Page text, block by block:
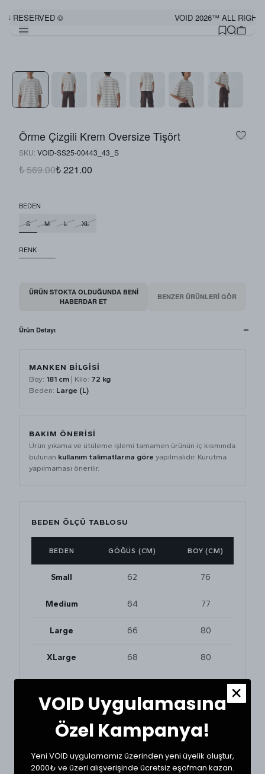
RESERVED © VOID 2026™ ALL
Örme Çizgili Krem Oversize Tişört
SKU: VOID-SS25-00443_43_S
₺ 569.00₺ 221.00
BEDEN
S
M L XL
RENK
ÜRÜN STOKTA OLDUĞUNDA BENI
HABERDAR ET
BENZER ÜRÜNLERİ GÖR
Ürün Detayı
MANKEN BİLGİSİ
Boy: 181 cm | Kilo: 72 kg
Beden: Large (L)
BAKIM ÖNERİSİ
Ürün yıkama ve ütüleme işlemi tamamen ürünün iç kısmında
bulunan kullanım talimatlarına göre yapılmalıdır. Kurutma
yapılmaması önerilir.
BEDEN ÖLÇÜ TABLOSU
BEDEN GÖĞÜS (CM) BOY (CM)
Small 62 76
Medium 64 77
Large 66 80
XLarge 68 80
BEDEN VE UYUMLULUK
Tekstil ürünlerinde beden seçimi modellere göre
değişkenlik gösterebilir. En doğru seçim için
dolabınızdaki beğendiğiniz bir ürünün ölçülerini alıp
* Ölçülerde +1/-1 cm farklılık olabilir.
VOID Uygulamasına
Özel Kampanya!
Yeni VOID uygulamamız üzerinden yeni üyelik oluştur,
2000₺ ve üzeri alışverişinde ücretsiz eşofman kazan.